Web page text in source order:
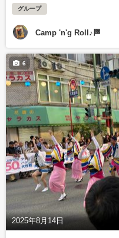
グループ
Camp 'n'g Roll♪🏁
2025年8月14日
6